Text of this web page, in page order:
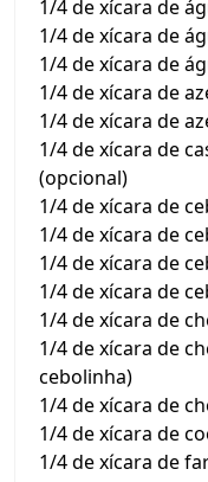
1/4 de xícara de
1/4 de xícara de
1/4 de xícara de
1/4 de xícara de
1/4 de xícara de
1/4 de xícara de
(opcional)
1/4 de xícara de
1/4 de xícara de
1/4 de xícara de
1/4 de xícara de
1/4 de xícara de
1/4 de xícara de
cebolinha)
1/4 de xícara de
1/4 de xícara de
1/4 de xícara de